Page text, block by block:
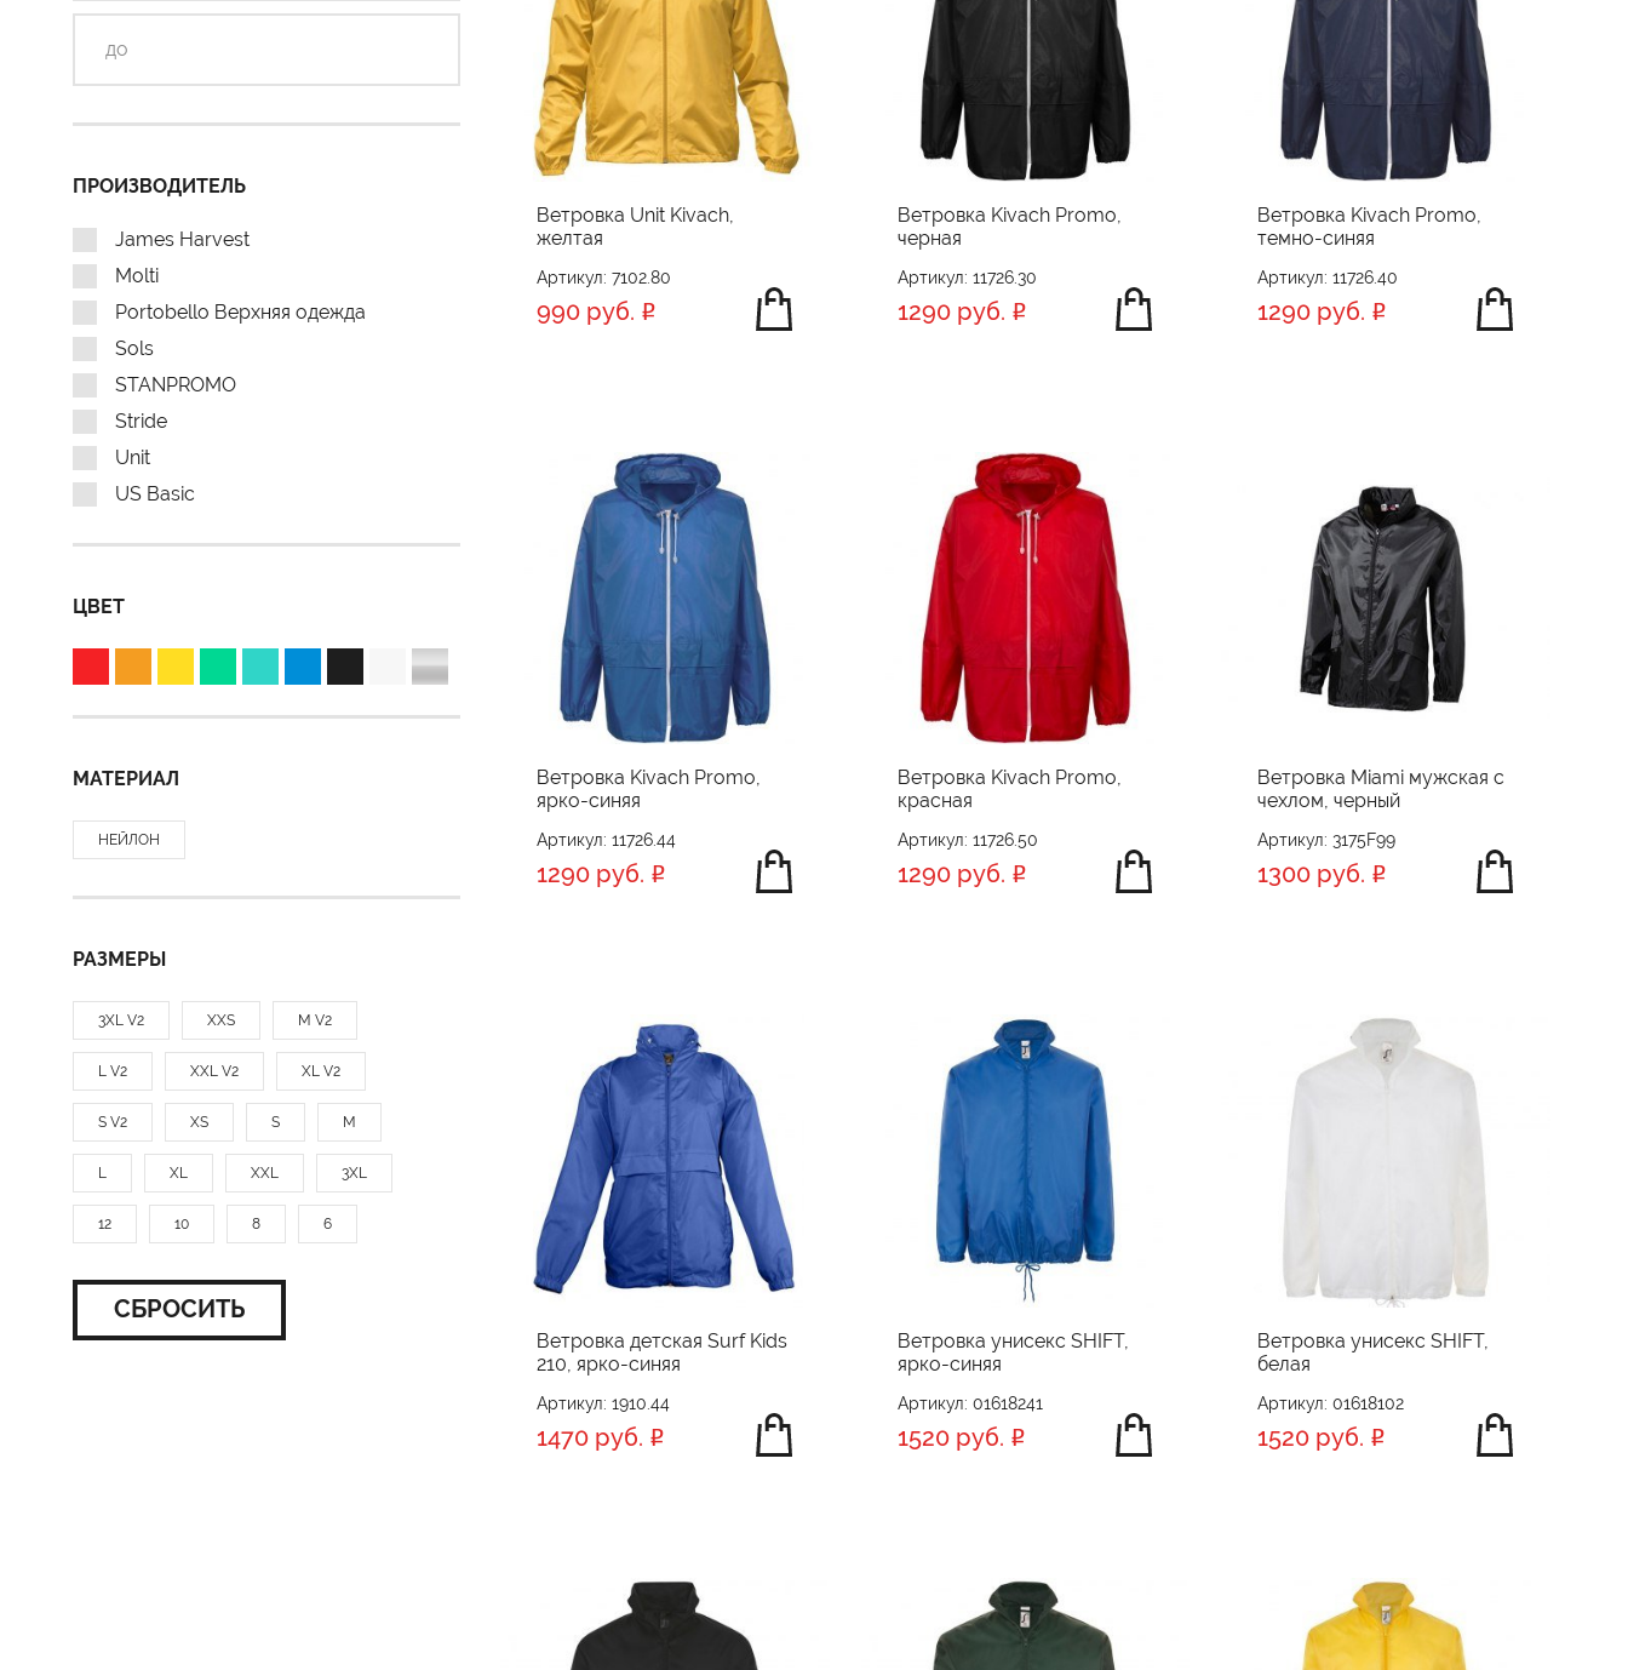
ПРОИЗВОДИТЕЛЬ
James Harvest
Molti
Portobello Верхняя одежда
Sols
STANPROMO
Stride
Unit
US Basic
ЦВЕТ
МАТЕРИАЛ
НЕЙЛОН
РАЗМЕРЫ
3XL V2 XXS M V2
L V2 XXL V2 XL V2
S V2 XS S M
L XL XXL 3XL
12 10 8 6
СБРОСИТЬ
Ветровка Unit Kivach,
желтая
Артикул: 7102.80
990 руб.
Ветровка Kivach Promo,
черная
Артикул: 11726.30
1290 руб.
Ветровка Kivach Promo,
темно-синяя
Артикул: 11726.40
1290 руб.
Ветровка Kivach Promo,
ярко-синяя
Артикул: 11726.44
1290 руб.
Ветровка Kivach Promo,
красная
Артикул: 11726.50
1290 руб.
Ветровка Miami мужская с
чехлом, черный
Артикул: 3175F99
1300 руб.
Ветровка детская Surf Kids
210, ярко-синяя
Артикул: 1910.44
1470 руб.
Ветровка унисекс SHIFT,
ярко-синяя
Артикул: 01618241
1520 руб.
Ветровка унисекс SHIFT,
белая
Артикул: 01618102
1520 руб.